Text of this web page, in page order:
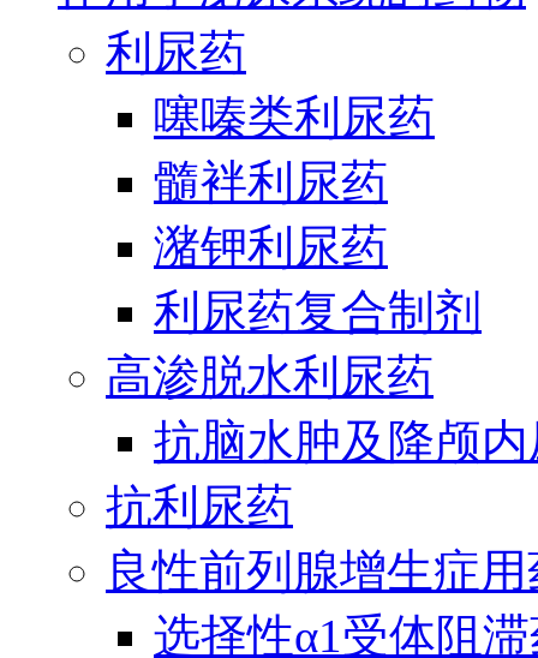
利尿药
噻嗪类利尿药
髓袢利尿药
潴钾利尿药
利尿药复合制剂
高渗脱水利尿药
抗脑水肿及降颅
抗利尿药
良性前列腺增生症
选择性α1受体阻